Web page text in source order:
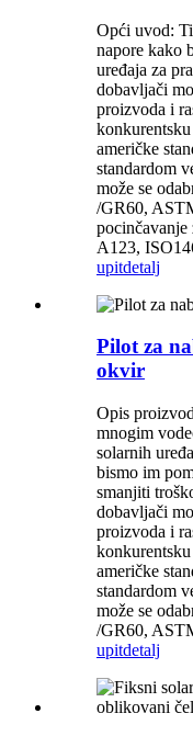
Opći uvod:
napore kako
uređaja za
dobavljači
proizvoda i
američke
standardom
može se
/GR60,
A123,
upitdetalj
Pilot za
okvir
Opis
mnogim
solarnih
bismo im
smanjiti
dobavljači
proizvoda i
američke
standardom
može se
/GR60,
upitdetalj